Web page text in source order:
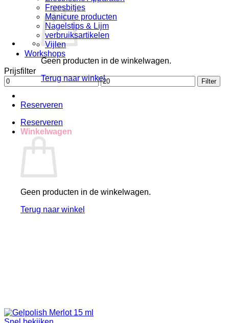
Geen producten in de winkelwagen.
Terug naar winkel
Reserveren
Reserveren
Winkelwagen
Geen producten in de winkelwagen.
Terug naar winkel
Freesbitjes
Manicure producten
Nagelstips & Lijm
verbruiksartikelen
Vijlen
Workshops
Prijsfilter
Min.
prijs
Max.
prijs
Filter